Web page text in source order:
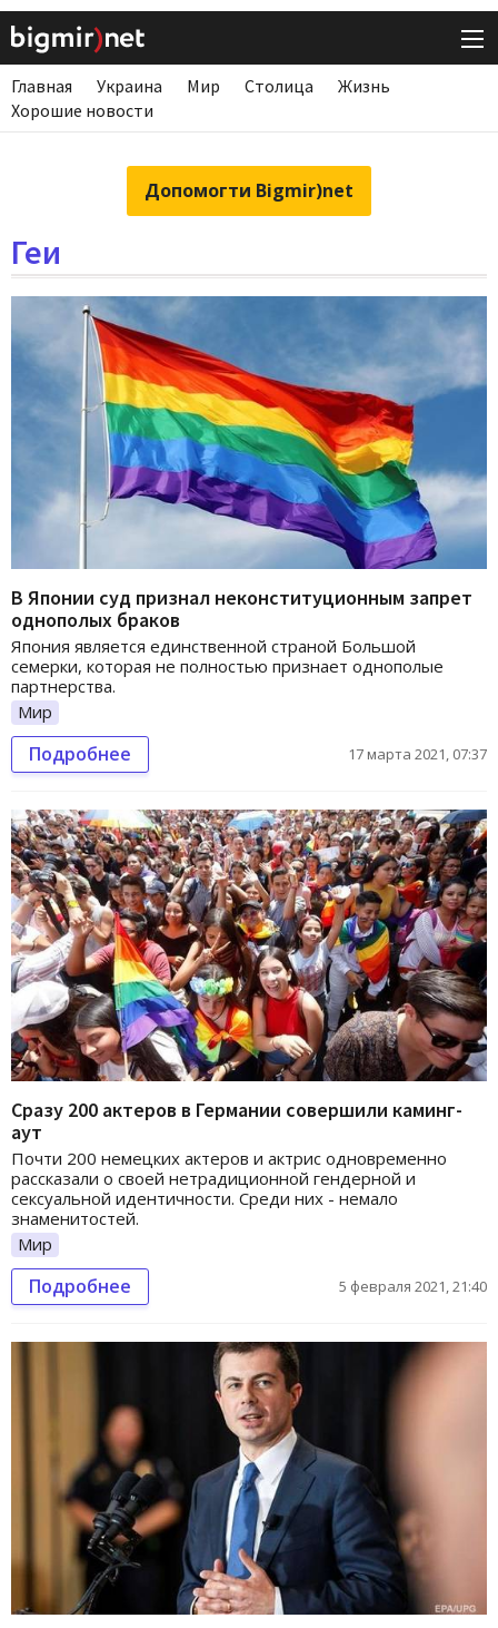
Главная Украина Мир Столица
Жизнь
Хорошие новости
Допомогти Bigmir)net
Геи
В Японии суд признал неконституционным запрет
однополых браков
Япония является единственной страной Большой
семерки, которая не полностью признает однополые
партнерства.
Мир
Подробнее 17 марта 2021, 07:37
Сразу 200 актеров в Германии совершили каминг-
аут
Почти 200 немецких актеров и актрис одновременно
рассказали о своей нетрадиционной гендерной и
сексуальной идентичности. Среди них - немало
знаменитостей.
Мир
Подробнее 5 февраля 2021, 21:40